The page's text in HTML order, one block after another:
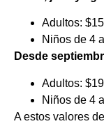
Adultos:
Niños de 4
Desde
Adultos:
Niños de 4
A estos valores